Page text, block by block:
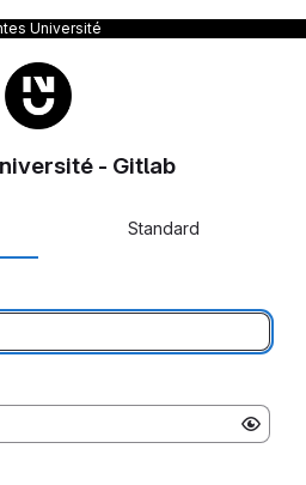
Université
- Gitlab
Standard